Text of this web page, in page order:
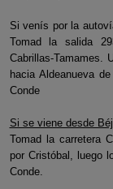
Si venís por la
Tomad la salida
Cabrillas-Tamames.
hacia Aldeanueva
Conde
Si se viene desde
Tomad la carretera
por Cristóbal, luego
Conde.